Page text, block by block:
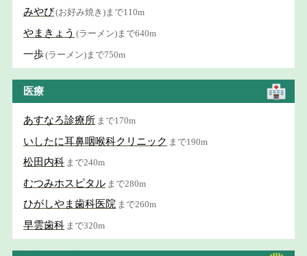
みやび(お好み焼き)まで110m
やまきょう (ラーメン)まで640m
一歩(ラーメン)まで750m
医療
あすなろ診療所 まで170m
いしたに耳鼻咽喉科クリニック まで190m
松田内科 まで240m
むつみホスピタル まで280m
ひがしやま歯科医院 まで260m
早雲歯科 まで320m